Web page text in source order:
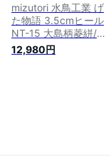
mizutori 水鳥工業 げ
た物語 3.5cmヒール
NT-15 大島柄菱絣/
黒・黒 下駄 げた み
ずとり 日本製 国産
12,980円